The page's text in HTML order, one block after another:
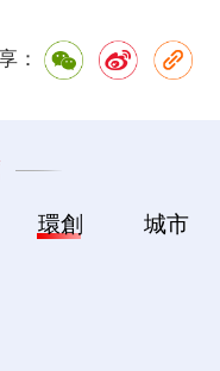
：
環創 城市